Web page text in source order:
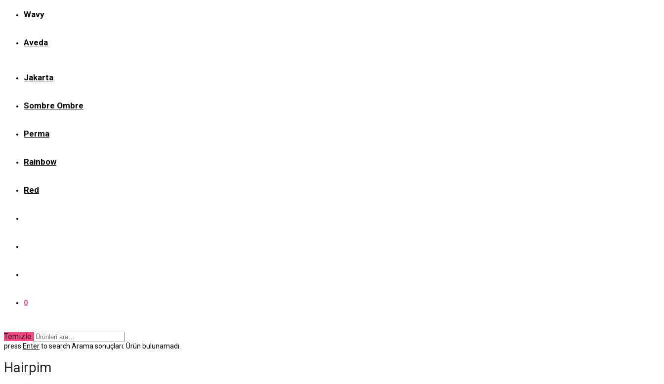
Wavy
Aveda
Jakarta
Sombre Ombre
Perma
Rainbow
Red
0
Temizle
press Enterto search Arama sonuçları: Ürün bulunamadı.
Hairpim